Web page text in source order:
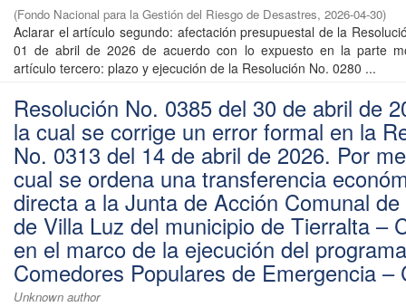
(Fondo Nacional para la Gestión del Riesgo de Desastres, 2026-04-30)
Aclarar el artículo segundo: afectación presupuestal de la
01 de abril de 2026 de acuerdo con lo expuesto en la parte
artículo tercero: plazo y ejecución de la Resolución No. 0280 ...
Resolución No. 0385 del 30 de abril de
la cual se corrige un error formal en la
No. 0313 del 14 de abril de 2026. Por
cual se ordena una transferencia
directa a la Junta de Acción Comunal
de Villa Luz del municipio de Tierralta –
en el marco de la ejecución del
Comedores Populares de Emergencia –
Unknown author